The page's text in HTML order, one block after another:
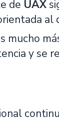
de UAX
mucho
y se